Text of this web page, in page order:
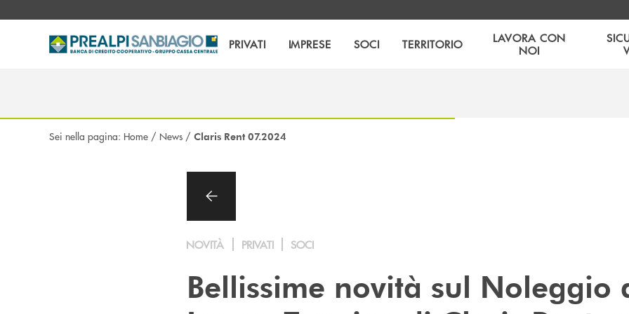
PRIVATI IMPRESE SOCI TERRITORIO
LAVORA CON
NOI
Sei nella pagina: Home / News / Claris Rent 07.2024
NOVITÀ PRIVATI SOCI
Bellissime novità sul Noleggio